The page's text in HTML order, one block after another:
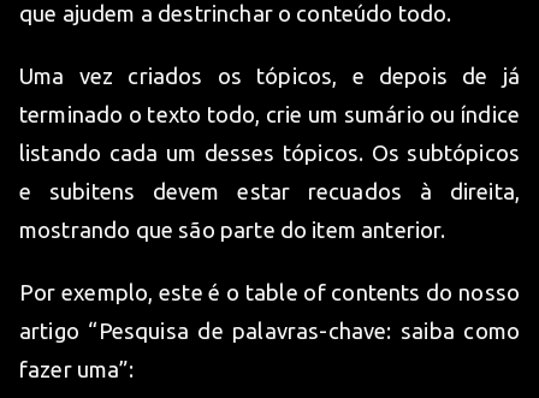
que ajudem a destrinchar o conteúdo todo.
Uma vez criados os tópicos, e depois de já
terminado o texto todo, crie um sumário ou índice
listando cada um desses tópicos. Os subtópicos
e subitens devem estar recuados à direita,
mostrando que são parte do item anterior.
Por exemplo, este é o table of contents do nosso
artigo “Pesquisa de palavras-chave: saiba como
fazer uma”: